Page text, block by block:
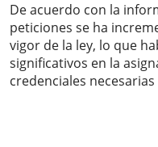
De acuerdo con la
peticiones se ha
vigor de la ley, lo que
significativos en la
credenciales